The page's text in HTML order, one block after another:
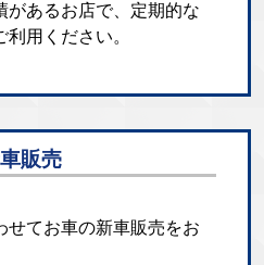
があるお店で、定期的な
用ください。
販売
せてお車の新車販売をお